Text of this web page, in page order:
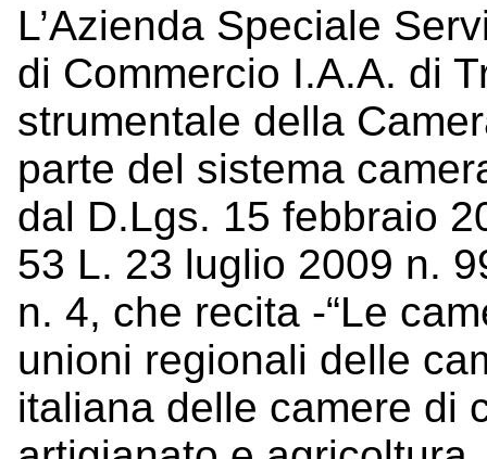
L’Azienda Speciale
di Commercio I.A.A. di
strumentale della
parte del sistema
dal D.Lgs. 15 febbraio
53 L. 23 luglio 2009 n.
n. 4, che recita -“Le
unioni regionali delle
italiana delle camere di